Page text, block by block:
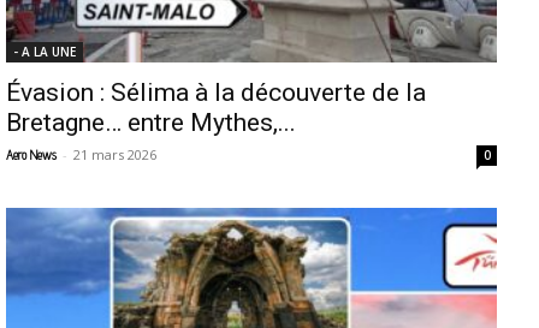
- A LA UNE
Évasion : Sélima à la découverte de la
Bretagne… entre Mythes,...
Aero News - 21 mars 2026 0